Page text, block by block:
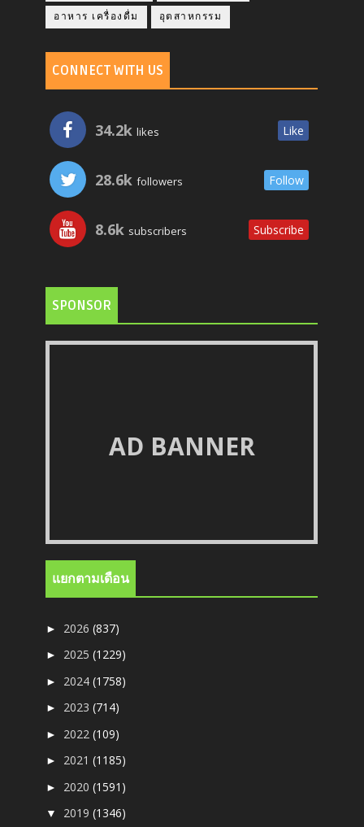
อาหาร เครื่องดื่ม อุตสาหกรรม
CONNECT WITH US
34.2k likes Like
28.6k followers Follow
8.6k subscribers Subscribe
SPONSOR
AD BANNER
แยกตามเดือน
► 2026(837)
► 2025(1229)
► 2024(1758)
► 2023(714)
► 2022(109)
► 2021(1185)
► 2020(1591)
▼ 2019(1346)